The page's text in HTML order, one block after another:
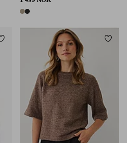
2 farger
Legg til favoritter